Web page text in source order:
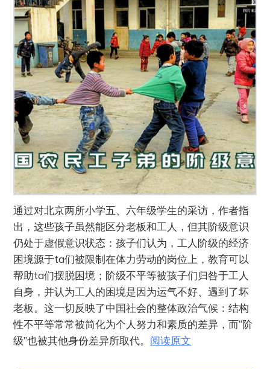
通过对北京两所小学五、六年级学生的采访，作者指
出，这些孩子虽然能区分老板和工人，但其阶级意识
仍处于虚假意识状态：孩子们认为，工人阶级的经济
困境源于ta们被限制在体力劳动的岗位上，教育可以
帮助ta们摆脱困境；阶级不平等被孩子们归咎于工人
自身，并认为工人的困境是因为运气不好、遇到了坏
老板。这一切反映了中国社会的整体政治气候：结构
性不平等常常被简化为个人努力和素质的差异，而“阶
级”也被其他身份差异所取代。 阅读原文